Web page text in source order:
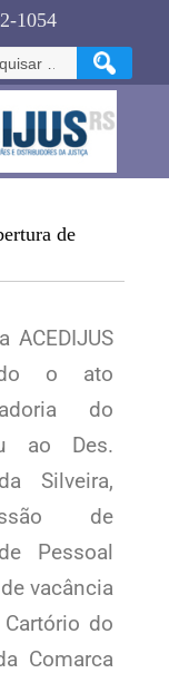
1054
de
o ato
do
ao Des.
Silveira,
de
Pessoal
vacância
do
Comarca